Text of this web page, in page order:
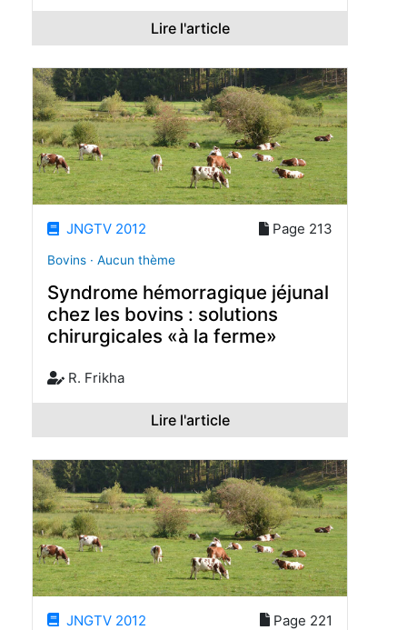
Lire l'article
JNGTV 2012 Page 213
Bovins · Aucun thème
Syndrome hémorragique jéjunal
chez les bovins : solutions
chirurgicales «à la ferme»
R. Frikha
Lire l'article
JNGTV 2012 Page 221